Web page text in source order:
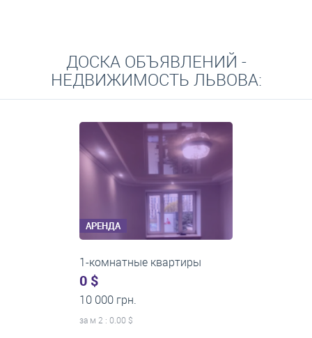
ДОСКА ОБЪЯВЛЕНИЙ -
НЕДВИЖИМОСТЬ ЛЬВОВА:
АРЕНДА
2-комнатные квартиры
0 $
16 000 грн.
за м 2 : 0.00 $